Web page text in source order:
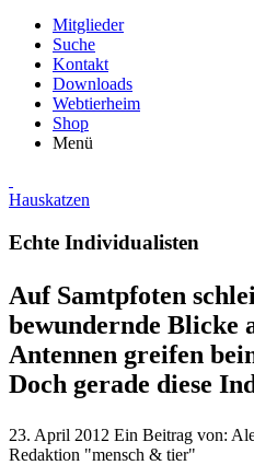
Mitglieder
Suche
Kontakt
Downloads
Webtierheim
Shop
Menü
Hauskatzen
Echte Individualisten
Auf Samtpfoten
bewundernde Blicke
Antennen greifen
Doch gerade diese
23. April 2012 Ein Beitrag von:
Redaktion "mensch & tier"